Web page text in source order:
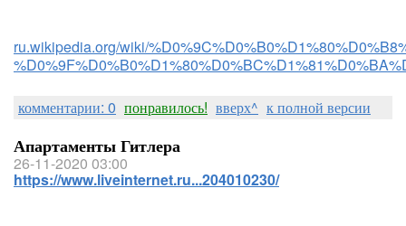
ru.wikipedia.org/wiki/
комментарии: 0 понравилось! вверх^ к полной версии
Апартаменты Гитлера
26-11-2020 03:00
https://www.liveinternet.ru...204010230/